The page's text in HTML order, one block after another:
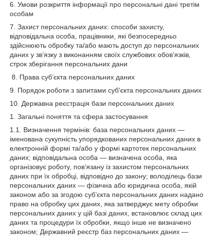
6. Умови розкриття інформації про персональні дані третім
особам
7. Захист персональних даних: способи захисту,
відповідальна особа, працівники, які безпосередньо
здійснюють обробку та/або мають доступ до персональних
даних у зв’язку з виконанням своїх службових обов’язків,
строк зберігання персональних дани
8. Права суб’єкта персональних даних
9. Порядок роботи з запитами суб'єкта персональних даних
10. Державна реєстрація бази персональних даних
1. Загальні поняття та сфера застосування
1.1. Визначення термінів: база персональних даних —
іменована сукупність упорядкованих персональних даних в
електронній формі та/або у формі картотек персональних
даних; відповідальна особа — визначена особа, яка
організовує роботу, пов’язану із захистом персональних
даних при їх обробці, відповідно до закону; володілець бази
персональних даних — фізична або юридична особа, якій
законом або за згодою суб’єкта персональних даних надано
право на обробку цих даних, яка затверджує мету обробки
персональних даних у цій базі даних, встановлює склад цих
даних та процедури їх обробки, якщо інше не визначено
законом; Державний реєстр баз персональних даних —